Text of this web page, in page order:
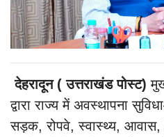
देहरादून ( उत्तराखंड पोस्ट)
द्वारा राज्य में अवस्थापना
सड़क, रोपवे, स्वास्थ्य, आवास,